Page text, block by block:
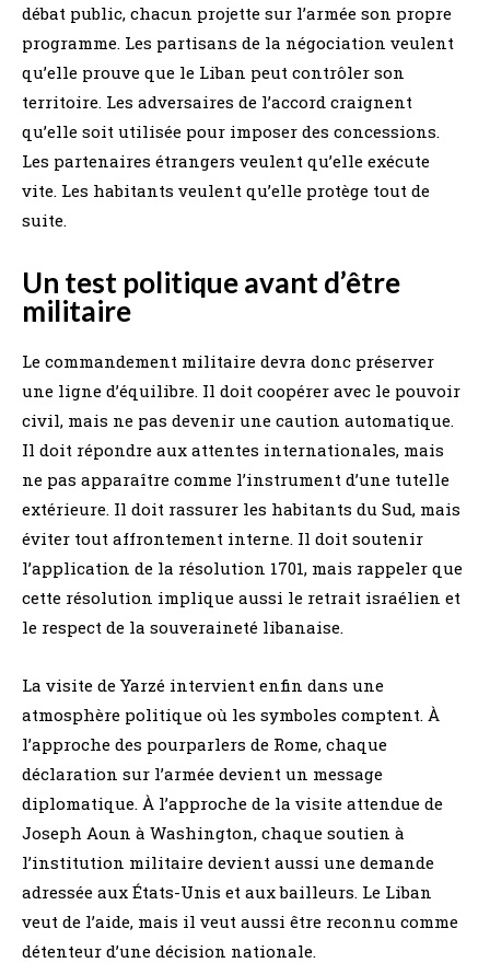
débat public, chacun projette sur l’armée son propre
programme. Les partisans de la négociation veulent
qu’elle prouve que le Liban peut contrôler son
territoire. Les adversaires de l’accord craignent
qu’elle soit utilisée pour imposer des concessions.
Les partenaires étrangers veulent qu’elle exécute
vite. Les habitants veulent qu’elle protège tout de
suite.
Un test politique avant d’être
militaire
Le commandement militaire devra donc préserver
une ligne d’équilibre. Il doit coopérer avec le pouvoir
civil, mais ne pas devenir une caution automatique.
Il doit répondre aux attentes internationales, mais
ne pas apparaître comme l’instrument d’une tutelle
extérieure. Il doit rassurer les habitants du Sud, mais
éviter tout affrontement interne. Il doit soutenir
l’application de la résolution 1701, mais rappeler que
cette résolution implique aussi le retrait israélien et
le respect de la souveraineté libanaise.
La visite de Yarzé intervient enfin dans une
atmosphère politique où les symboles comptent. À
l’approche des pourparlers de Rome, chaque
déclaration sur l’armée devient un message
diplomatique. À l’approche de la visite attendue de
Joseph Aoun à Washington, chaque soutien à
l’institution militaire devient aussi une demande
adressée aux États-Unis et aux bailleurs. Le Liban
veut de l’aide, mais il veut aussi être reconnu comme
détenteur d’une décision nationale.